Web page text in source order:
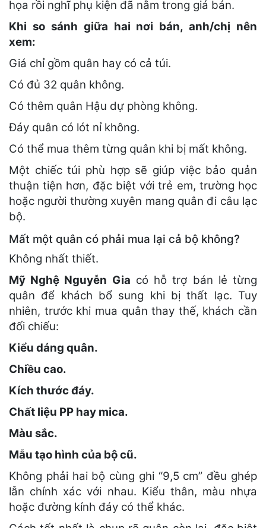
họa rồi nghĩ phụ kiện đã nằm trong giá bán.
Khi so sánh giữa hai nơi bán, anh/chị nên
xem:
Giá chỉ gồm quân hay có cả túi.
Có đủ 32 quân không.
Có thêm quân Hậu dự phòng không.
Đáy quân có lót nỉ không.
Có thể mua thêm từng quân khi bị mất không.
Một chiếc túi phù hợp sẽ giúp việc bảo quản
thuận tiện hơn, đặc biệt với trẻ em, trường học
hoặc người thường xuyên mang quân đi câu lạc
bộ.
Mất một quân có phải mua lại cả bộ không?
Không nhất thiết.
Mỹ Nghệ Nguyễn Gia có hỗ trợ bán lẻ từng
quân để khách bổ sung khi bị thất lạc. Tuy
nhiên, trước khi mua quân thay thế, khách cần
đối chiếu:
Kiểu dáng quân.
Chiều cao.
Kích thước đáy.
Chất liệu PP hay mica.
Màu sắc.
Mẫu tạo hình của bộ cũ.
Không phải hai bộ cùng ghi “9,5 cm” đều ghép
lẫn chính xác với nhau. Kiểu thân, màu nhựa
hoặc đường kính đáy có thể khác.